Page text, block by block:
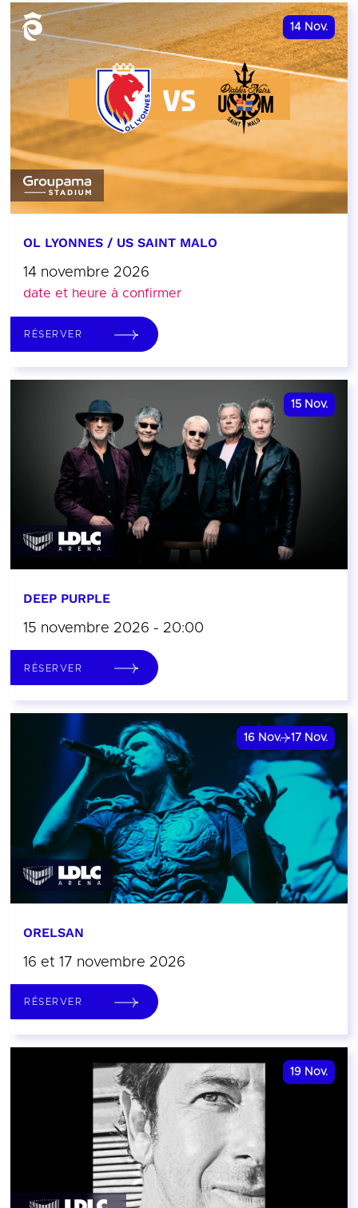
14 Nov.
OL LYONNES / US SAINT MALO
14 novembre 2026
date et heure à confirmer
RÉSERVER
15 Nov.
DEEP PURPLE
15 novembre 2026 - 20:00
RÉSERVER
16 Nov. 17 Nov.
ORELSAN
16 et 17 novembre 2026
RÉSERVER
19 Nov.